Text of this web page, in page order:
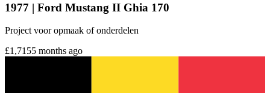
1977 | Ford Mustang II Ghia 170
Project voor opmaak of onderdelen
£1,7155 months ago